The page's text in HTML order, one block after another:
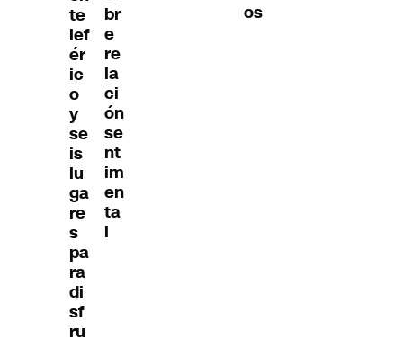
te
lef
ér
ic
o
y
se
is
lu
ga
re
s
pa
ra
di
sf
ru
br
e
re
la
ci
ón
se
nt
im
en
ta
l
os